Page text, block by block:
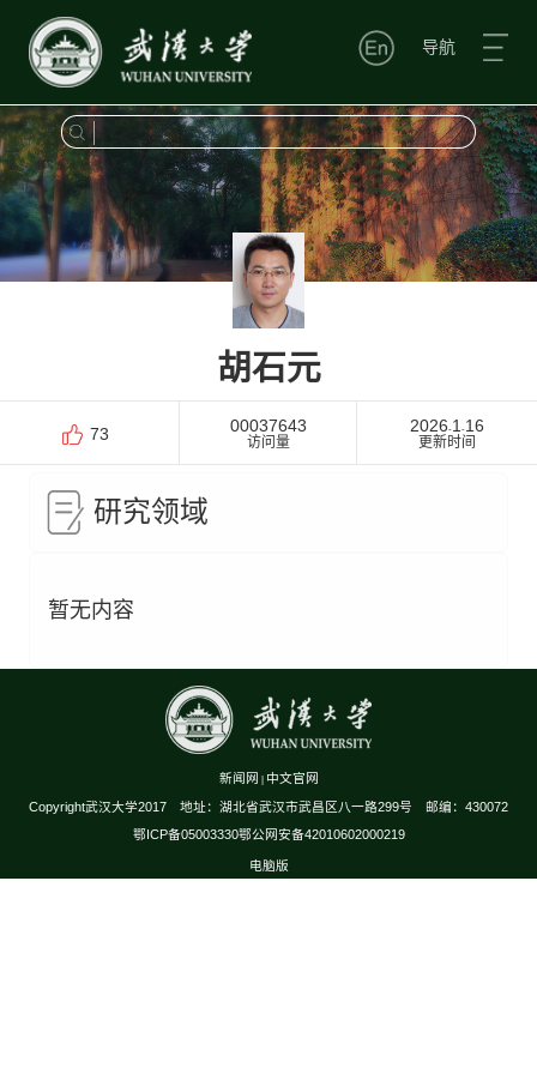
导航
胡石元
73 00037643
访问量
2026-1-16
更新时间
研究领域
暂无内容
新闻网 | 中文官网
Copyright武汉大学2017 地址：湖北省武汉市武昌区八一路299号 邮编：430072
鄂ICP备05003330鄂公网安备42010602000219
电脑版